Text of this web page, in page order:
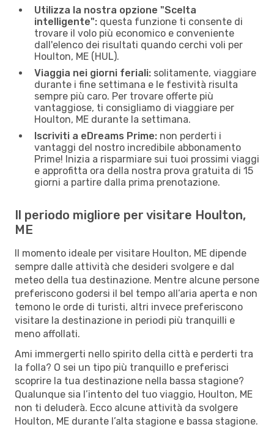
Utilizza la nostra opzione "Scelta
intelligente": questa funzione ti consente di
trovare il volo più economico e conveniente
dall'elenco dei risultati quando cerchi voli per
Houlton, ME (HUL).
Viaggia nei giorni feriali: solitamente, viaggiare
durante i fine settimana e le festività risulta
sempre più caro. Per trovare offerte più
vantaggiose, ti consigliamo di viaggiare per
Houlton, ME durante la settimana.
Iscriviti a eDreams Prime: non perderti i
vantaggi del nostro incredibile abbonamento
Prime! Inizia a risparmiare sui tuoi prossimi viaggi
e approfitta ora della nostra prova gratuita di 15
giorni a partire dalla prima prenotazione.
Il periodo migliore per visitare Houlton,
ME
Il momento ideale per visitare Houlton, ME dipende
sempre dalle attività che desideri svolgere e dal
meteo della tua destinazione. Mentre alcune persone
preferiscono godersi il bel tempo all’aria aperta e non
temono le orde di turisti, altri invece preferiscono
visitare la destinazione in periodi più tranquilli e
meno affollati.
Ami immergerti nello spirito della città e perderti tra
la folla? O sei un tipo più tranquillo e preferisci
scoprire la tua destinazione nella bassa stagione?
Qualunque sia l’intento del tuo viaggio, Houlton, ME
non ti deluderà. Ecco alcune attività da svolgere
Houlton, ME durante l’alta stagione e bassa stagione.